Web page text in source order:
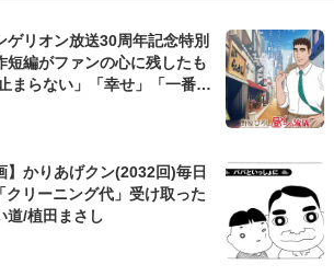
ゲリオン放送30周年記念特別
短編がファンの心に残したも
まらない」「幸せ」「一番嬉
】かりあげクン(2032回)毎日
クリーニング代」受け取った
道/植田まさし